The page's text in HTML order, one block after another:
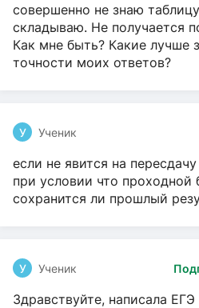
совершенно не знаю
складываю. Не получается
Как мне быть? Какие лучше
точности моих ответов?
У Ученик
если не явится на
при условии что проходной
сохранится ли прошлый
У Ученик
Здравствуйте, написала